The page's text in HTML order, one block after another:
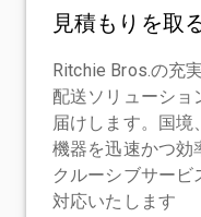
見積もりを取
Ritchie Bros.の充
配送ソリューショ
届けします。国
機器を迅速かつ効
クルーシブサービ
対応いたします